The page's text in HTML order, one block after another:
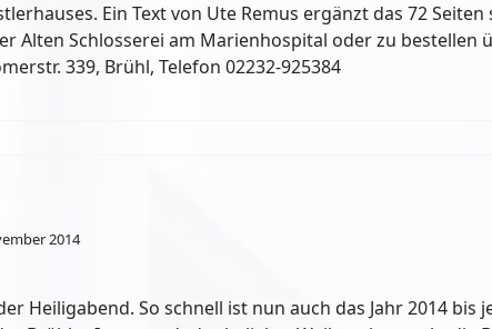
Ein Text von Ute Remus ergänzt das 72
Alten Schlosserei am Marienhospital oder zu bestellen
339, Brühl, Telefon 02232-925384
2014
Heiligabend. So schnell ist nun auch das Jahr 2014